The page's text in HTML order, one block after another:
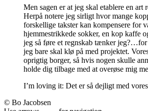
Men sagen er at jeg skal etablere en
Herpå notere jeg sirligt hvor mange
forskellige takster kan kompensere for
hjemmestrikkede sokker, en kop kaffe
jeg så føre et regnskab tænker
jeg bare skal klø på med projektet.
oprigtig borger, så hvis nogen skulle
holde dig tilbage med at overøse mig
I’m loving it: Det er så dejligt med
© Bo Jacobsen